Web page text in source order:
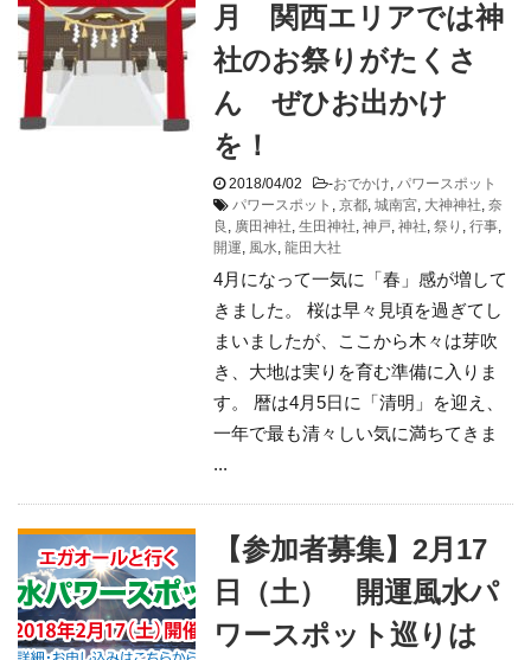
月 関西エリアでは神
社のお祭りがたくさ
ん ぜひお出かけ
を！
2018/04/02 -おでかけ, パワースポット
パワースポット , 京都, 城南宮, 大神神社, 奈
良 , 廣田神社, 生田神社, 神戸, 神社, 祭り , 行事,
開運, 風水, 龍田大社
4月になって一気に「春」感が増して
きました。 桜は早々見頃を過ぎてし
まいましたが、ここから木々は芽吹
き、大地は実りを育む準備に入りま
す。 暦は4月5日に「清明」を迎え、
一年で最も清々しい気に満ちてきま
...
【参加者募集】2月17
日（土） 開運風水パ
ワースポット巡りは